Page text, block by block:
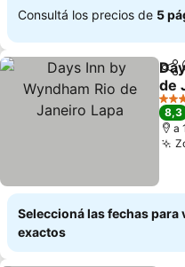
Consultá los precios de 5
de
Ver
3
8,3
a
Seleccioná las fechas para
exactos